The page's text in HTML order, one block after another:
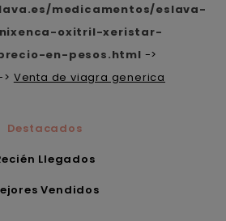
medicamentos/eslava-
oxitril-xeristar-
en-pesos.html ->
Venta de viagra generica
Destacados
Llegados
Vendidos